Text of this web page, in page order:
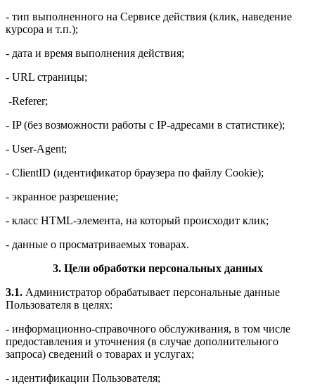
- тип выполненного на Сервисе действия (клик, наведение
курсора и т.п.);
- дата и время выполнения действия;
- URL страницы;
-Referer;
- IP(без возможности работы с IP-адресами в статистике);
- User-Agent;
- ClientID (идентификатор браузера по файлу Cookie);
- экранное разрешение;
- класс HTML-элемента, на который происходит клик;
- данные о просматриваемых товарах.
3. Цели обработки персональных данных
3.1. Администратор обрабатывает персональные данные
Пользователя в целях:
- информационно-справочного обслуживания, в том числе
предоставления и уточнения (в случае дополнительного
запроса) сведений о товарах и услугах;
- идентификации Пользователя;